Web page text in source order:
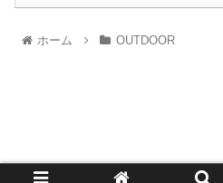
ホーム OUTDOOR
1521